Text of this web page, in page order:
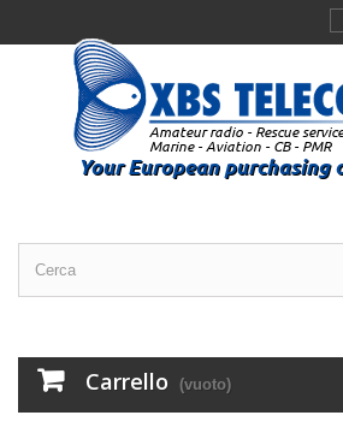
Carrello (vuoto)